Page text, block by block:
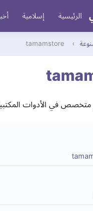
الرئيسية إسلامية
›
tamamstore
متخصص في الأدوات